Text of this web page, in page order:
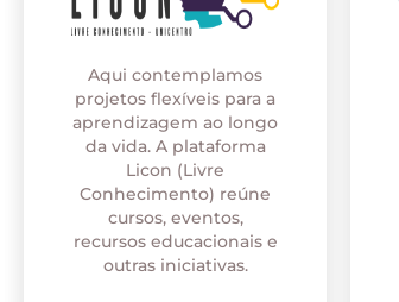
Aqui contemplamos
projetos flexíveis para a
aprendizagem ao longo
da vida. A plataforma
Licon (Livre
Conhecimento) reúne
cursos, eventos,
recursos educacionais e
outras iniciativas.